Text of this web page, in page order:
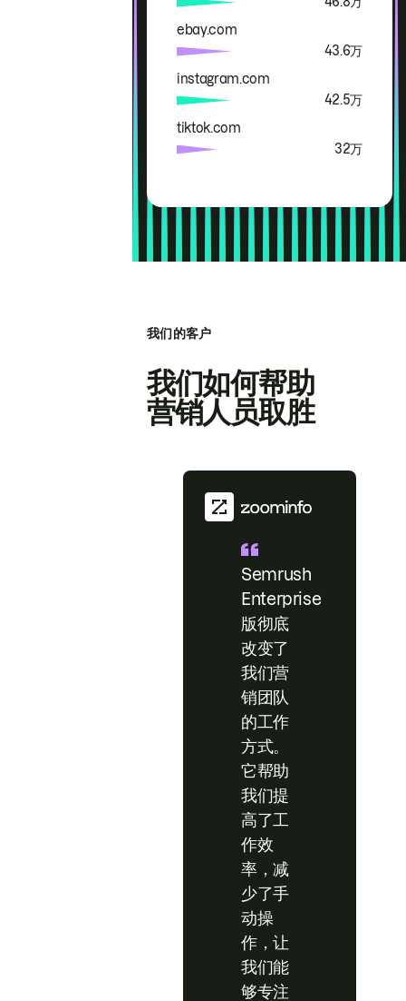
ebay.com
43.6万
instagram.com
42.5万
tiktok.com
32万
我们的客户
我们如何帮助
营销人员取胜
Semrush
Enterprise
版彻底
改变了
我们营
销团队
的工作
方式。
它帮助
我们提
高了工
作效
率，减
少了手
动操
作，让
我们能
够专注